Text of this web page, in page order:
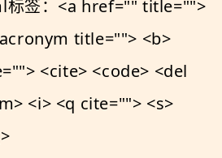
标签：<a href="" title="">
title=""> <b>
<cite> <code> <del
<i> <q cite=""> <s>